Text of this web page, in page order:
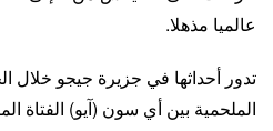
عالميا مذهلا.
تدور أحداثها في جزيرة جيجو خلال
الملحمية بين أي سون (آيو) الفتاة